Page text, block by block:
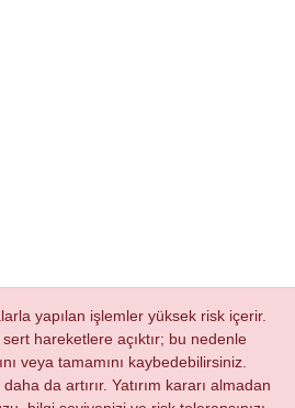
yapılan işlemler yüksek risk içerir.
hareketlere açıktır; bu nedenle
veya tamamını kaybedebilirsiniz.
da artırır. Yatırım kararı almadan